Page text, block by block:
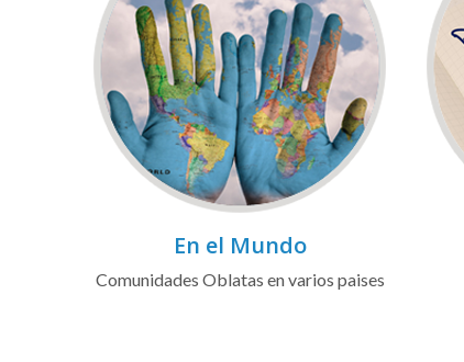
En el Mundo
Comunidades Oblatas en varios paises